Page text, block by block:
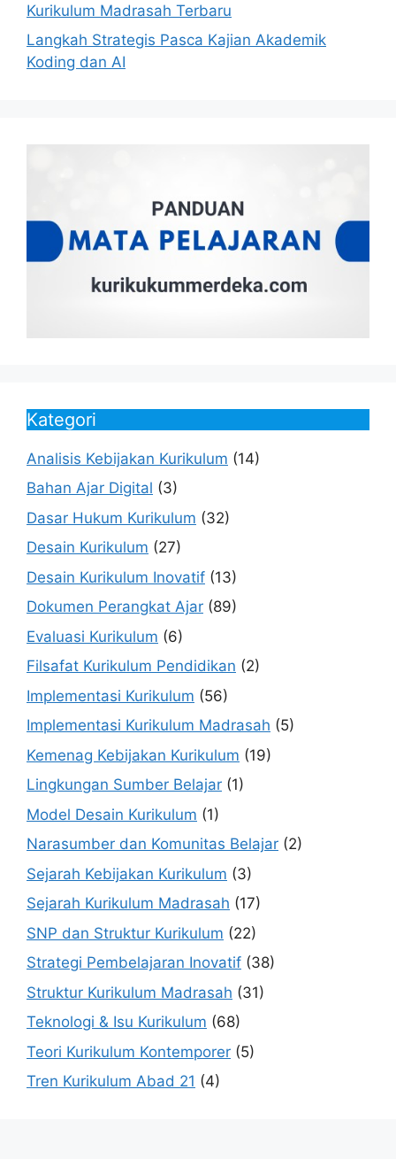
Kurikulum Madrasah Terbaru
Langkah Strategis Pasca Kajian Akademik
Koding dan AI
Kategori
Analisis Kebijakan Kurikulum (14)
Bahan Ajar Digital (3)
Dasar Hukum Kurikulum (32)
Desain Kurikulum (27)
Desain Kurikulum Inovatif (13)
Dokumen Perangkat Ajar (89)
Evaluasi Kurikulum (6)
Filsafat Kurikulum Pendidikan (2)
Implementasi Kurikulum (56)
Implementasi Kurikulum Madrasah (5)
Kemenag Kebijakan Kurikulum (19)
Lingkungan Sumber Belajar (1)
Model Desain Kurikulum (1)
Narasumber dan Komunitas Belajar (2)
Sejarah Kebijakan Kurikulum (3)
Sejarah Kurikulum Madrasah (17)
SNP dan Struktur Kurikulum (22)
Strategi Pembelajaran Inovatif (38)
Struktur Kurikulum Madrasah (31)
Teknologi & Isu Kurikulum (68)
Teori Kurikulum Kontemporer (5)
Tren Kurikulum Abad 21 (4)